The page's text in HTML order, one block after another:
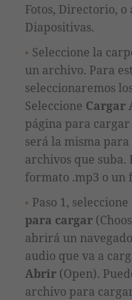
Fotos, Directorio, o
Diapositivas.
Seleccione la
un archivo. Para
seleccionaremos
Seleccione Cargar
página para
será la misma
archivos que
formato .mp3 o un
Paso 1, seleccione
para cargar
abrirá un
audio que va a
Abrir (Open).
archivo para